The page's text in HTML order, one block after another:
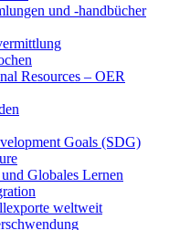
und -handbücher
Resources – OER
Goals (SDG)
Globales Lernen
weltweit